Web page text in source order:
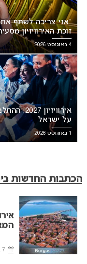
“אני צריכה לשתף
זוכת האירוויזיון
4 באוגוסט 2026
על ישראל
1 באוגוסט 2026
הכתבות החדשות
7 באוגוסט 2026